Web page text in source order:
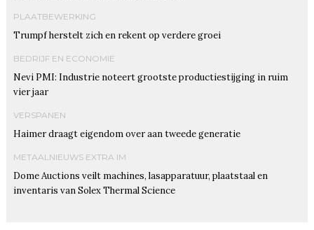
PLAATBEWERKING
Trumpf herstelt zich en rekent op verdere groei
BEDRIJF EN ECONOMIE
Nevi PMI: Industrie noteert grootste productiestijging in ruim
vier jaar
VERSPANEN
Haimer draagt eigendom over aan tweede generatie
METAALNIEUWS EXTRA IM
Dome Auctions veilt machines, lasapparatuur, plaatstaal en
inventaris van Solex Thermal Science